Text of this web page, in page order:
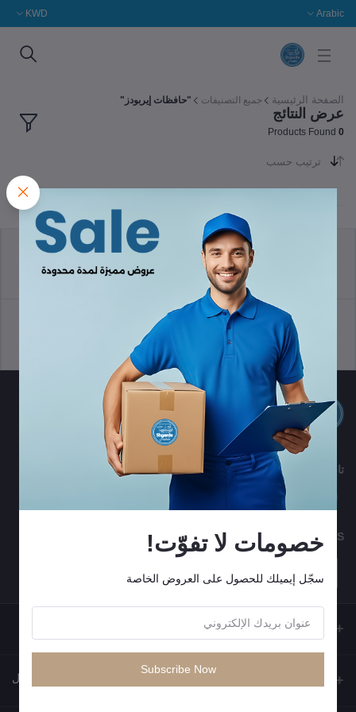
Arabic
KWD
الصفحة الرئيسية جميع التصنيفات "حافظات إيربودز"
عرض النتائج
0
ترتيب حسب
الشروط والأحكام
سياسة الإرجاع
سياسة الدعم سياسة الخصوصية
تابعنا
MOBILE APPS
جهات الاتصال
خصومات لا تفوّت!
سجّل إيميلك للحصول على العروض الخاصة
Subscribe Now